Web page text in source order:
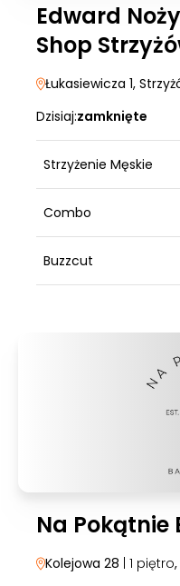
Edward
Shop
Łukasiewicza 1,
Dzisiaj:zamknięte
Strzyżenie Męskie
Combo
Buzzcut
Na Pokątnie
Kolejowa 28 | 1 piętro